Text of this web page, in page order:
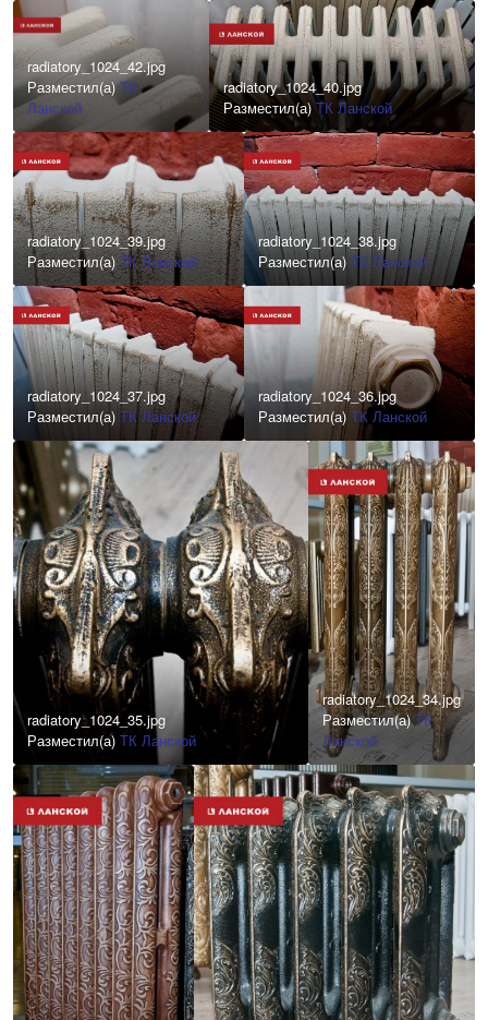
radiatory_1024_42.jpg
Разместил(а)ТК
Ланской
radiatory_1024_40.jpg
Разместил(а)ТК Ланской
radiatory_1024_39.jpg
Разместил(а)ТК Ланской
radiatory_1024_38.jpg
Разместил(а) ТК Ланской
radiatory_1024_37.jpg
Разместил(а) ТК Ланской
radiatory_1024_36.jpg
Разместил(а)ТК Ланской
radiatory_1024_35.jpg
Разместил(а) ТК Ланской
radiatory_1024_34.jpg
Разместил(а)ТК
Ланской